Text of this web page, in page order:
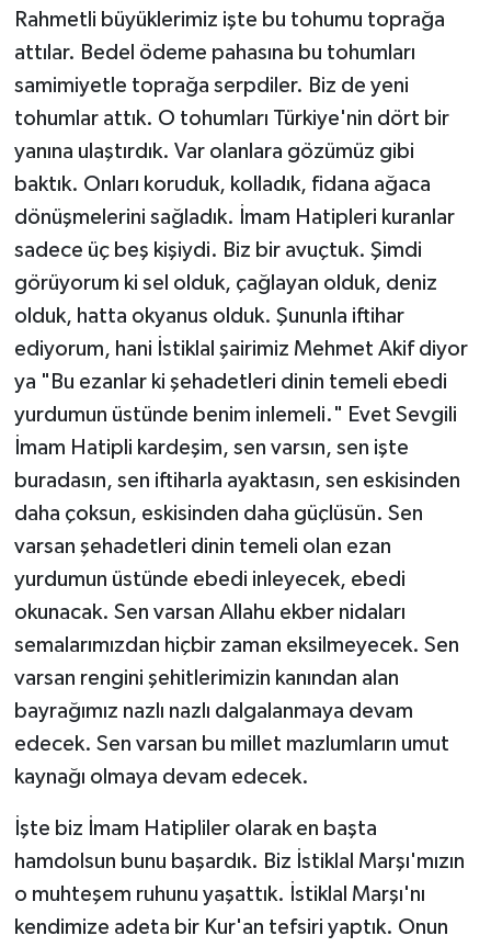
Rahmetli büyüklerimiz işte bu tohumu toprağa
attılar. Bedel ödeme pahasına bu tohumları
samimiyetle toprağa serpdiler. Biz de yeni
tohumlar attık. O tohumları Türkiye'nin dört bir
yanına ulaştırdık. Var olanlara gözümüz gibi
baktık. Onları koruduk, kolladık, fidana ağaca
dönüşmelerini sağladık. İmam Hatipleri kuranlar
sadece üç beş kişiydi. Biz bir avuçtuk. Şimdi
görüyorum ki sel olduk, çağlayan olduk, deniz
olduk, hatta okyanus olduk. Şununla iftihar
ediyorum, hani İstiklal şairimiz Mehmet Akif diyor
ya "Bu ezanlar ki şehadetleri dinin temeli ebedi
yurdumun üstünde benim inlemeli." Evet Sevgili
İmam Hatipli kardeşim, sen varsın, sen işte
buradasın, sen iftiharla ayaktasın, sen eskisinden
daha çoksun, eskisinden daha güçlüsün. Sen
varsan şehadetleri dinin temeli olan ezan
yurdumun üstünde ebedi inleyecek, ebedi
okunacak. Sen varsan Allahu ekber nidaları
semalarımızdan hiçbir zaman eksilmeyecek. Sen
varsan rengini şehitlerimizin kanından alan
bayrağımız nazlı nazlı dalgalanmaya devam
edecek. Sen varsan bu millet mazlumların umut
kaynağı olmaya devam edecek.
İşte biz İmam Hatipliler olarak en başta
hamdolsun bunu başardık. Biz İstiklal Marşı'mızın
o muhteşem ruhunu yaşattık. İstiklal Marşı'nı
kendimize adeta bir Kur'an tefsiri yaptık. Onun